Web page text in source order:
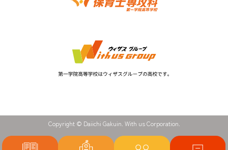
Copyright © Daiichi Gakuin. With us Corporation.